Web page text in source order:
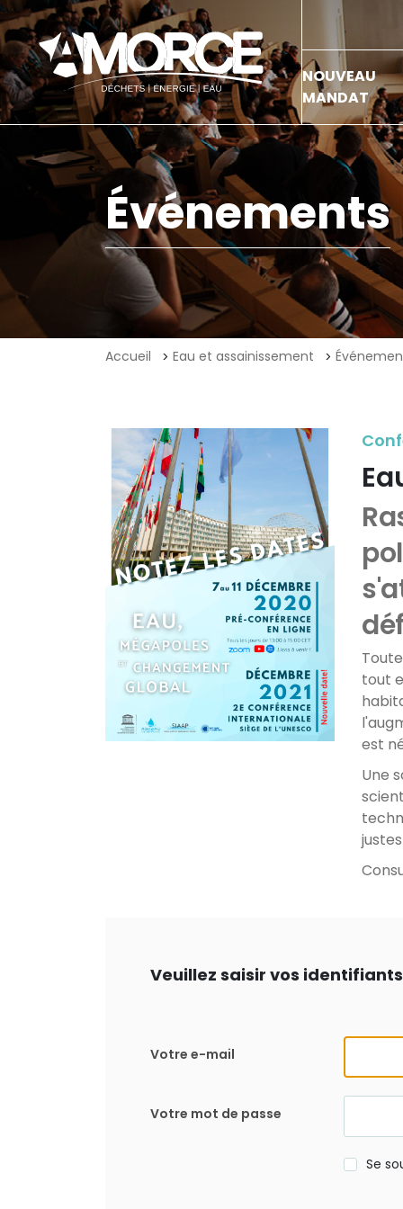
NOUVEAU
MANDAT
Événements
Accueil Eau et assainissement
tout
est
Une
Veuillez saisir vos
Votre e-mail
Votre mot de passe
Se